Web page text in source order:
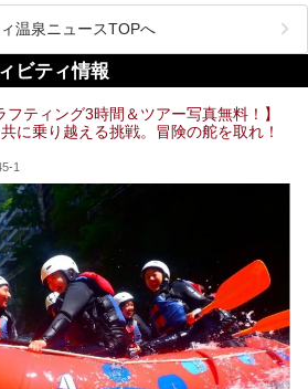
う人気温泉地です。
は四万温泉最奥に位置し、秘境感漂う老舗宿。泉
美人湯効果)に定評があり、知る人ぞ知る穴場
今回は筆者自ら宿泊し、自慢の温泉をはじめ食
有スペースなど、宿の全貌を徹底紹介します。
温泉ニュースTOPへ
ビティ情報
ティング3時間＆ツアー写真無料！】
に乗り越える挑戦。冒険の舵を取れ！
1